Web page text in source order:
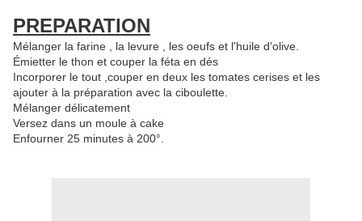
PREPARATION
Mélanger la farine , la levure , les oeufs et l'huile d'olive.
Émietter le thon et couper la féta en dés
Incorporer le tout ,couper en deux les tomates cerises et les
ajouter à la préparation avec la ciboulette.
Mélanger délicatement
Versez dans un moule à cake
Enfourner 25 minutes à 200°.